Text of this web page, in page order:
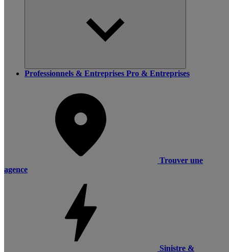
Professionnels & Entreprises Pro & Entreprises
Trouver une
agence
Sinistre &